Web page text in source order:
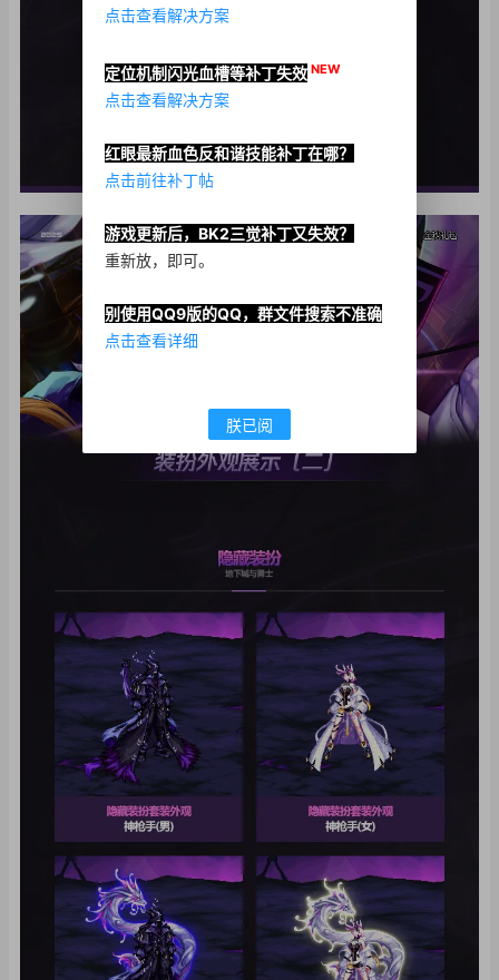
点击查看解决方案
定位机制闪光血槽等补丁失效 NEW
点击查看解决方案
红眼最新血色反和谐技能补丁在哪？
点击前往补丁帖
游戏更新后，BK2三觉补丁又失效？
重新放，即可。
别使用QQ9版的QQ，群文件搜索不准确
点击查看详细
朕已阅